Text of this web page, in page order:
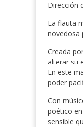
Dirección
La flauta
novedosa
Creada por
alterar su
En este
poder
Con
poético
sensible